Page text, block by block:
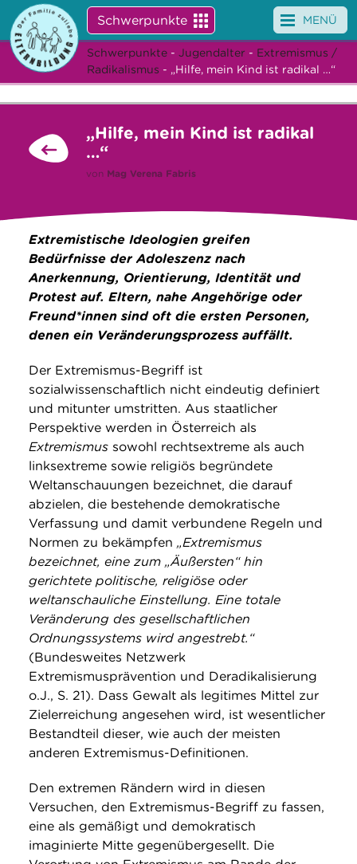
Schwerpunkte
Angebote
News
Über uns
Suche
MENÜ
Schwerpunkte - Jugendalter - Extremismus /
Radikalismus - „Hilfe, mein Kind ist radikal …“
„Hilfe, mein Kind ist radikal
…“
von Mag Verena Fabris
Extremistische Ideologien greifen
Bedürfnisse der Adoleszenz nach
Anerkennung, Orientierung, Identität und
Protest auf. Eltern, nahe Angehörige oder
Freund*innen sind oft die ersten Personen,
denen ein Veränderungsprozess auffällt.
Der Extremismus-Begriff ist
sozialwissenschaftlich nicht eindeutig definiert
und mitunter umstritten. Aus staatlicher
Perspektive werden in Österreich als
Extremismus sowohl rechtsextreme als auch
linksextreme sowie religiös begründete
Weltanschauungen bezeichnet, die darauf
abzielen, die bestehende demokratische
Verfassung und damit verbundene Regeln und
Normen zu bekämpfen „Extremismus
bezeichnet, eine zum „Äußersten“ hin
gerichtete politische, religiöse oder
weltanschauliche Einstellung. Eine totale
Veränderung des gesellschaftlichen
Ordnungssystems wird angestrebt.“
(Bundesweites Netzwerk
Extremismusprävention und Deradikalisierung
o.J., S. 21). Dass Gewalt als legitimes Mittel zur
Zielerreichung angesehen wird, ist wesentlicher
Bestandteil dieser, wie auch der meisten
anderen Extremismus-Definitionen.
Den extremen Rändern wird in diesen
Versuchen, den Extremismus-Begriff zu fassen,
eine als gemäßigt und demokratisch
imaginierte Mitte gegenübergesellt. Die